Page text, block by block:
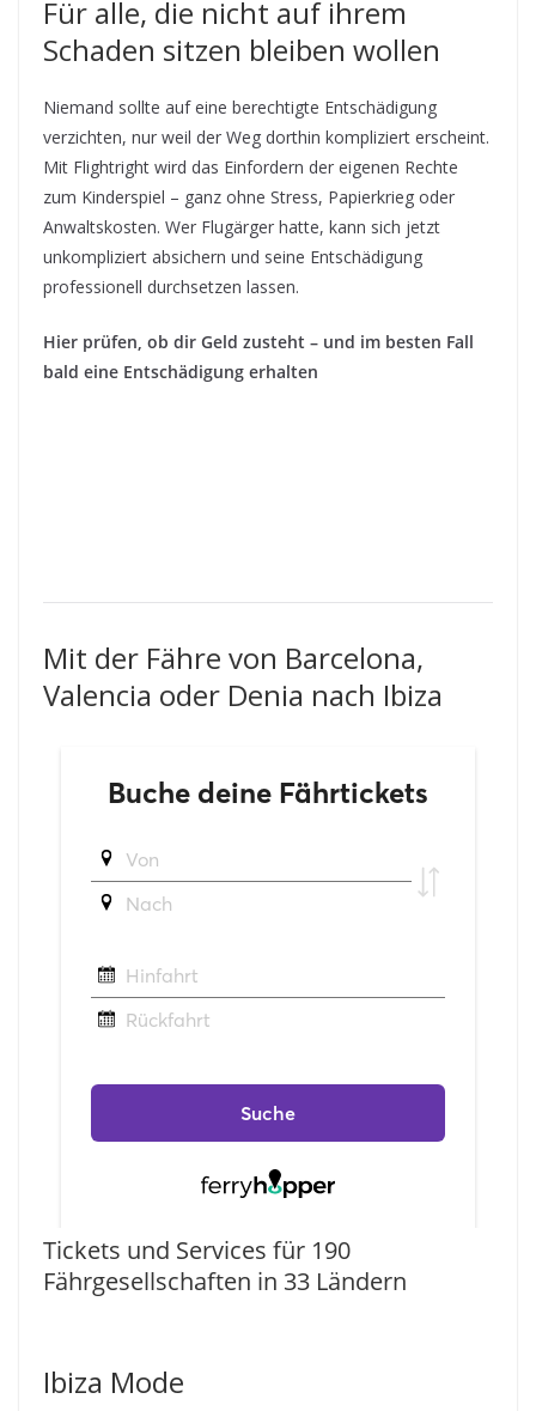
Für alle, die nicht auf ihrem
Schaden sitzen bleiben wollen
Niemand sollte auf eine berechtigte Entschädigung
verzichten, nur weil der Weg dorthin kompliziert erscheint.
Mit Flightright wird das Einfordern der eigenen Rechte
zum Kinderspiel – ganz ohne Stress, Papierkrieg oder
Anwaltskosten. Wer Flugärger hatte, kann sich jetzt
unkompliziert absichern und seine Entschädigung
professionell durchsetzen lassen.
Hier prüfen, ob dir Geld zusteht – und im besten Fall
bald eine Entschädigung erhalten
Mit der Fähre von Barcelona,
Valencia oder Denia nach Ibiza
Tickets und Services für 190
Fährgesellschaften in 33 Ländern
Ibiza Mode